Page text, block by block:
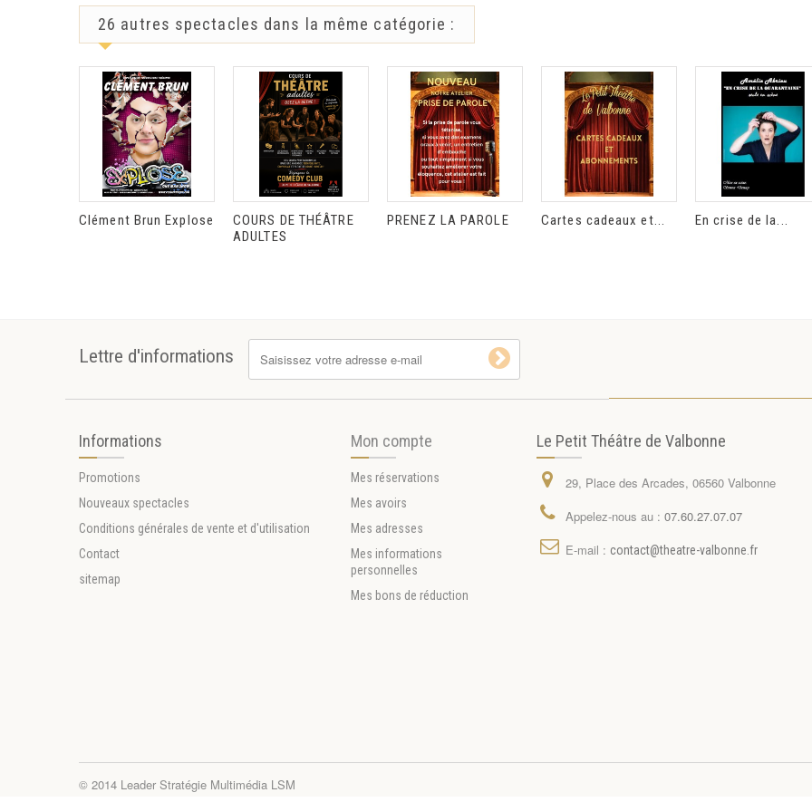
26 autres spectacles dans la même catégorie :
Clément Brun Explose
COURS DE THÉÂTRE
ADULTES
PRENEZ LA PAROLE Cartes cadeaux et... En crise de la...
Lettre d'informations
Informations
Promotions
Nouveaux spectacles
Conditions générales de vente et d'utilisation
Contact
sitemap
© 2014 Leader Stratégie Multimédia LSM
Mon compte
Mes réservations
Mes avoirs
Mes adresses
Mes informations
personnelles
Mes bons de réduction
Le Petit Théâtre de Valbonne
29, Place des Arcades, 06560 Valbonne
Appelez-nous au : 07.60.27.07.07
E-mail : contact@theatre-valbonne.fr